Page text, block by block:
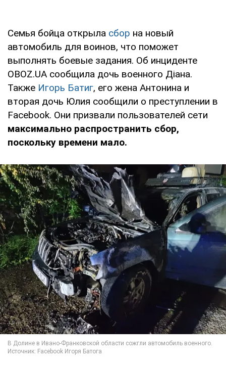
Семья бойца открыла сбор на новый
автомобиль для воинов, что поможет
выполнять боевые задания. Об инциденте
OBOZ.UA сообщила дочь военного Діана.
Также Игорь Батиг, его жена Антонина и
вторая дочь Юлия сообщили о преступлении в
Facebook. Они призвали пользователей сети
максимально распространить сбор,
поскольку времени мало.